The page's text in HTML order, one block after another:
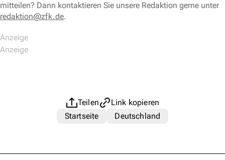
mitteilen? Dann kontaktieren Sie unsere Redaktion gerne unter
redaktion@zfk.de.
Teilen
Link kopieren
Startseite
Deutschland